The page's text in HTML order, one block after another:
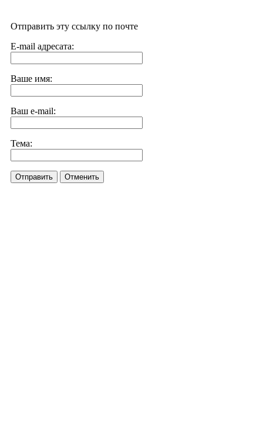
Отправить эту ссылку по почте
E-mail адресата:
Ваше имя:
Ваш e-mail:
Тема:
Отправить Отменить